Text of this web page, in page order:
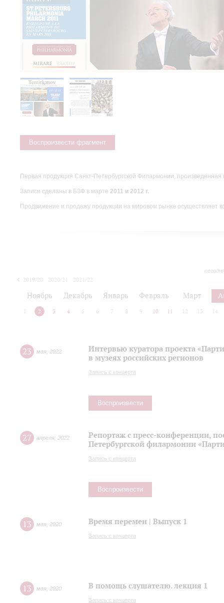
Воспроизвести фрагмент
Первая продукция Санкт-Петербургской Филармонии,
Записи сделаны в БЗФ в марте 2011 и 2012 г.
Продвижение и продажу продукции на мировом рынке осуществляет
2019/20 2020/21 2021/22
Ноябрь Декабрь Январь Февраль Март
2 3 4 5 6 7 8 9 10 11 12 13 14
23 мая 2022
Интервью куратора проекта
в музеях российских регионов
Запись с концерта
Воспроизвести
27 апреля 2022
Репортаж с пресс-конференции,
Петербургской филармонии
Запись с концерта
Воспроизвести
13 мая 2020 Время перемен | Выпуск 1
Запись с концерта
13 мая 2020 В помощь слушателю. лекция 1
Запись с концерта